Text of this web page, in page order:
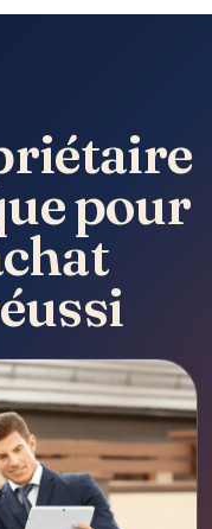
pour